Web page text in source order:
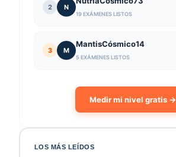
2 N
19 EXÁMENES LISTOS
3 M
MantisCósmico14
5 EXÁMENES LISTOS
Medir mi nivel gratis →
LOS MÁS LEÍDOS